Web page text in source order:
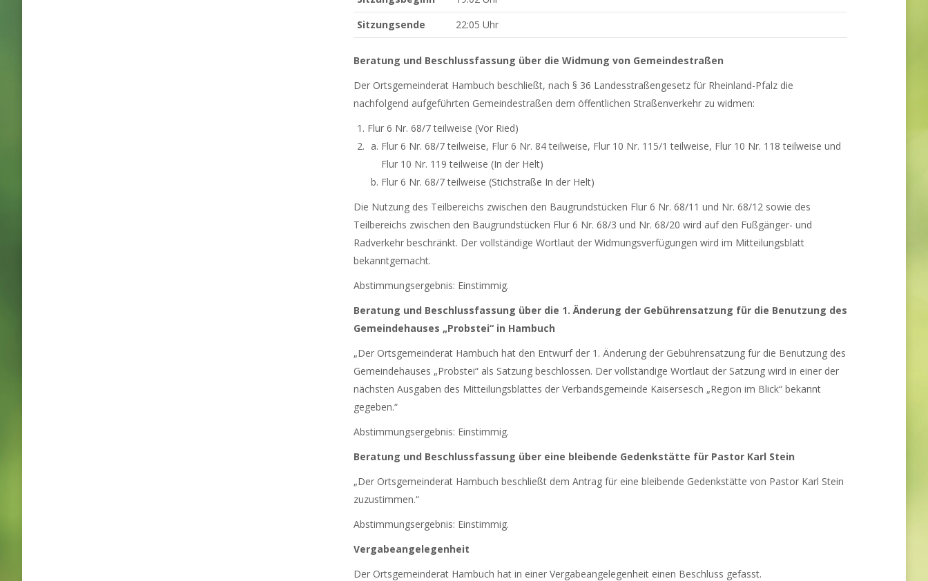
Sitzungsende
22:05 Uhr
Beratung und Beschlussfassung über die Widmung von Gemeindestraßen
Der Ortsgemeinderat Hambuch beschließt, nach § 36 Landesstraßengesetz für Rheinland-Pfalz die
nachfolgend aufgeführten Gemeindestraßen dem öffentlichen Straßenverkehr zu widmen:
Flur 6 Nr. 68/7 teilweise (Vor Ried)
Flur 6 Nr. 68/7 teilweise, Flur 6 Nr. 84 teilweise, Flur 10 Nr. 115/1 teilweise, Flur 10 Nr. 118 teilweise und
Flur 10 Nr. 119 teilweise (In der Helt)
Flur 6 Nr. 68/7 teilweise (Stichstraße In der Helt)
Die Nutzung des Teilbereichs zwischen den Baugrundstücken Flur 6 Nr. 68/11 und Nr. 68/12 sowie des
Teilbereichs zwischen den Baugrundstücken Flur 6 Nr. 68/3 und Nr. 68/20 wird auf den Fußgänger- und
Radverkehr beschränkt. Der vollständige Wortlaut der Widmungsverfügungen wird im Mitteilungsblatt
bekanntgemacht.
Abstimmungsergebnis: Einstimmig.
Beratung und Beschlussfassung über die 1. Änderung der Gebührensatzung für die Benutzung des
Gemeindehauses „Probstei“ in Hambuch
„Der Ortsgemeinderat Hambuch hat den Entwurf der 1. Änderung der Gebührensatzung für die Benutzung des
Gemeindehauses „Probstei“ als Satzung beschlossen. Der vollständige Wortlaut der Satzung wird in einer der
nächsten Ausgaben des Mitteilungsblattes der Verbandsgemeinde Kaisersesch „Region im Blick“ bekannt
gegeben.“
Abstimmungsergebnis: Einstimmig.
Beratung und Beschlussfassung über eine bleibende Gedenkstätte für Pastor Karl Stein
„Der Ortsgemeinderat Hambuch beschließt dem Antrag für eine bleibende Gedenkstätte von Pastor Karl Stein
zuzustimmen.“
Abstimmungsergebnis: Einstimmig.
Vergabeangelegenheit
Der Ortsgemeinderat Hambuch hat in einer Vergabeangelegenheit einen Beschluss gefasst.